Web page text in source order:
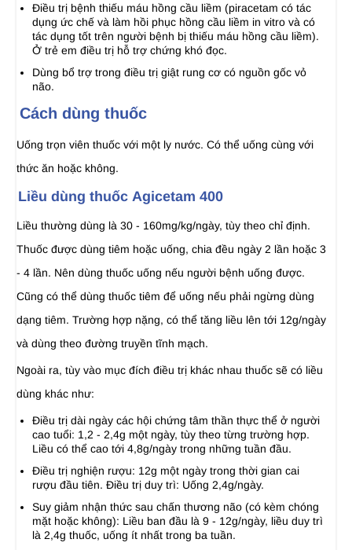
Ðiều trị bệnh thiếu máu hồng cầu liềm (piracetam có tác
dụng ức chế và làm hồi phục hồng cầu liềm in vitro và có
tác dụng tốt trên người bệnh bị thiếu máu hồng cầu liềm).
Ở trẻ em điều trị hỗ trợ chứng khó đọc.
Dùng bổ trợ trong điều trị giật rung cơ có nguồn gốc vỏ
não.
Cách dùng thuốc
Uống trọn viên thuốc với một ly nước. Có thể uống cùng với
thức ăn hoặc không.
Liều dùng thuốc Agicetam 400
Liều thường dùng là 30 - 160mg/kg/ngày, tùy theo chỉ định.
Thuốc được dùng tiêm hoặc uống, chia đều ngày 2 lần hoặc 3
- 4 lần. Nên dùng thuốc uống nếu người bệnh uống được.
Cũng có thể dùng thuốc tiêm để uống nếu phải ngừng dùng
dạng tiêm. Trường hợp nặng, có thể tăng liều lên tới 12g/ngày
và dùng theo đường truyền tĩnh mạch.
Ngoài ra, tùy vào mục đích điều trị khác nhau thuốc sẽ có liều
dùng khác như:
Ðiều trị dài ngày các hội chứng tâm thần thực thể ở người
cao tuổi: 1,2 - 2,4g một ngày, tùy theo từng trường hợp.
Liều có thể cao tới 4,8g/ngày trong những tuần đầu.
Ðiều trị nghiện rượu: 12g một ngày trong thời gian cai
rượu đầu tiên. Ðiều trị duy trì: Uống 2,4g/ngày.
Suy giảm nhận thức sau chấn thương não (có kèm chóng
mặt hoặc không): Liều ban đầu là 9 - 12g/ngày, liều duy trì
là 2,4g thuốc, uống ít nhất trong ba tuần.